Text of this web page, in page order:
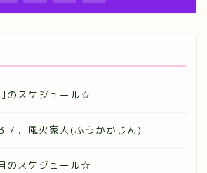
のスケジュール☆
．風火家人(ふうかかじん)
のスケジュール☆